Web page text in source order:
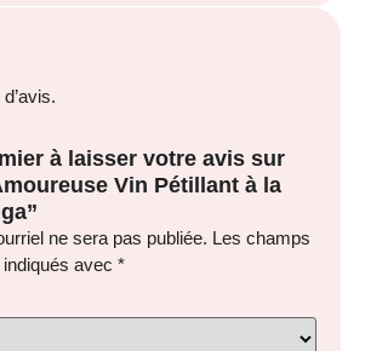
à laisser votre avis sur
Vin Pétillant à la
ne sera pas publiée. Les champs
avec *